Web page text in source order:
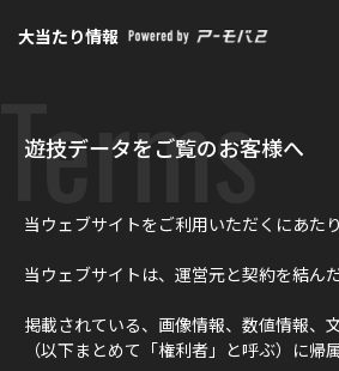
大当たり情報
Terms
遊技データをご覧のお客様へ
当ウェブサイトをご利用いただくにあた
当ウェブサイトは、運営元と契約を結ん
掲載されている、画像情報、数値情報、
（以下まとめて「権利者」と呼ぶ）に帰